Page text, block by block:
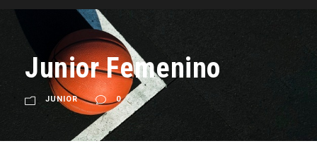
Junior Femenino
JUNIOR 0